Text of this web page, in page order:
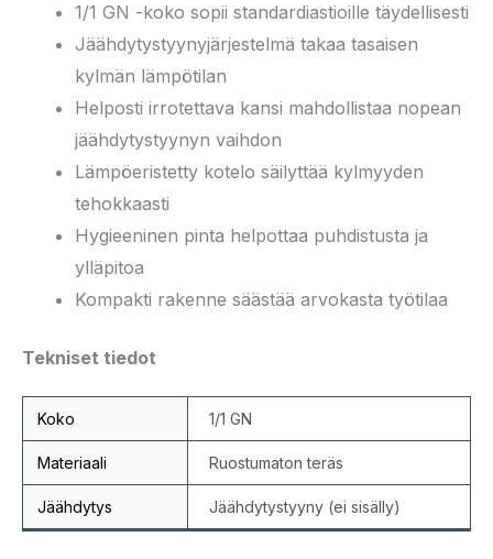
1/1 GN -koko sopii standardiastioille täydellisesti
Jäähdytystyynyjärjestelmä takaa tasaisen
kylmän lämpötilan
Helposti irrotettava kansi mahdollistaa nopean
jäähdytystyynyn vaihdon
Lämpöeristetty kotelo säilyttää kylmyyden
tehokkaasti
Hygieeninen pinta helpottaa puhdistusta ja
ylläpitoa
Kompakti rakenne säästää arvokasta työtilaa
Tekniset tiedot
Koko 1/1 GN
Materiaali Ruostumaton teräs
Jäähdytys Jäähdytystyyny (ei sisälly)